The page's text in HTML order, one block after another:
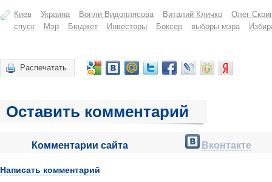
Киев Украина Вопли Видоплясова Виталий Кличко
Олег
спуск
Мэр Бюджет Инвесторы Боксер выборы мэра
Распечатать
Оставить комментарий
Комментарии сайта Вконтакте
Написать комментарий